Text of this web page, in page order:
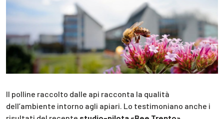
Il polline raccolto dalle api racconta la qualità
dell’ambiente intorno agli apiari. Lo testimoniano anche i